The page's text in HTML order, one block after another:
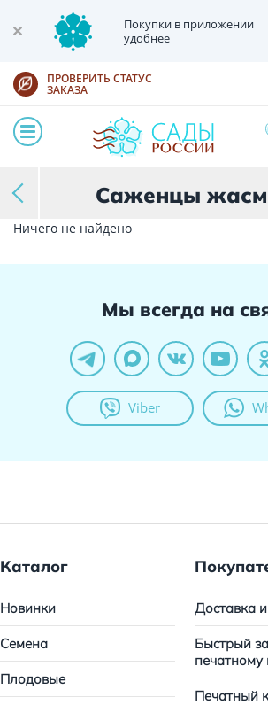
Покупки в приложении
удобнее
ПРОВЕРИТЬ СТАТУС
ЗАКАЗА
Саженцы
Ничего не найдено
Мы всегда на
Viber
Каталог
Новинки
Семена
Плодовые
Доставка
Быстрый
печатному
Печатный